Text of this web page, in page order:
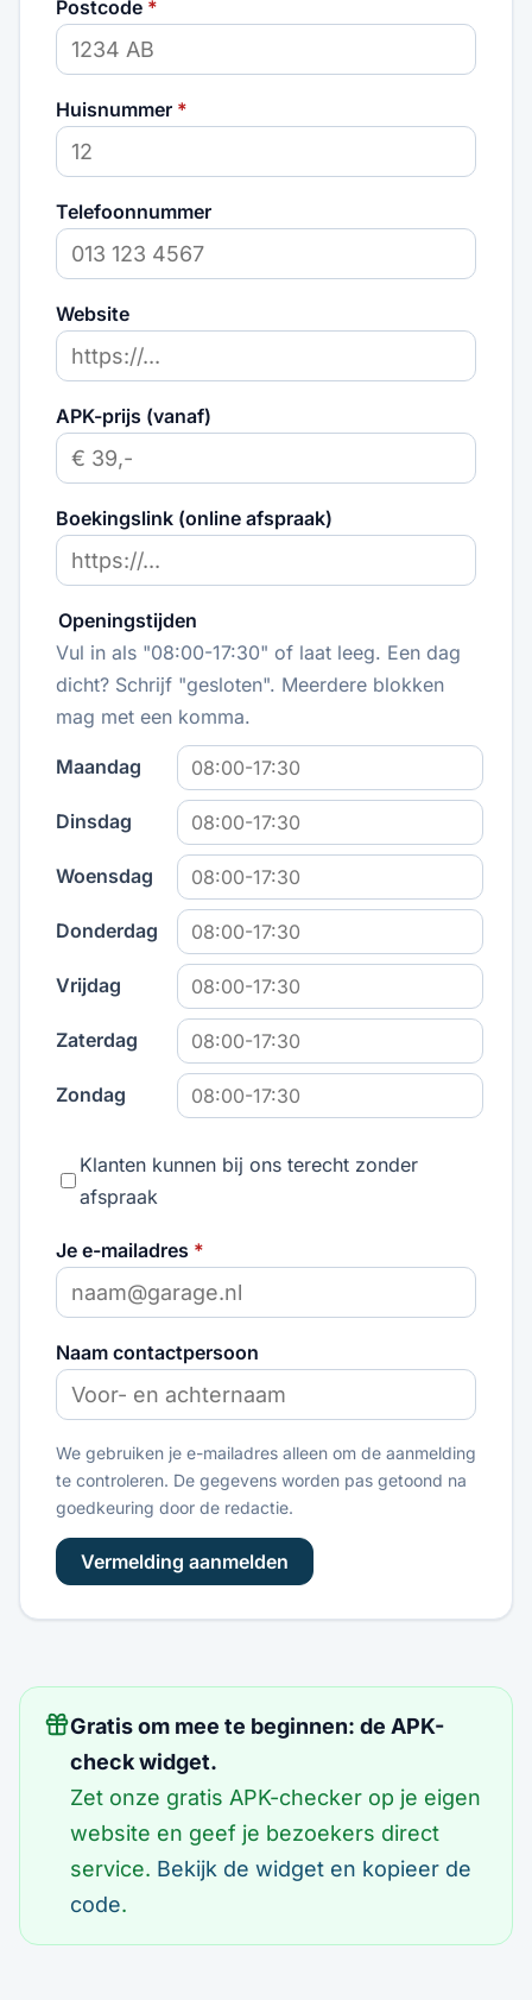
Postcode *
Huisnummer *
Telefoonnummer
Website
APK-prijs (vanaf)
Boekingslink (online afspraak)
Openingstijden
Vul in als "08:00-17:30" of laat leeg. Een dag
dicht? Schrijf "gesloten". Meerdere blokken
mag met een komma.
Maandag
Dinsdag
Woensdag
Donderdag
Vrijdag
Zaterdag
Zondag
Klanten kunnen bij ons terecht zonder
afspraak
Je e-mailadres *
Naam contactpersoon
We gebruiken je e-mailadres alleen om de aanmelding
te controleren. De gegevens worden pas getoond na
goedkeuring door de redactie.
Vermelding aanmelden
Gratis om mee te beginnen: de APK-
check widget.
Zet onze gratis APK-checker op je eigen
website en geef je bezoekers direct
service. Bekijk de widget en kopieer de
code.